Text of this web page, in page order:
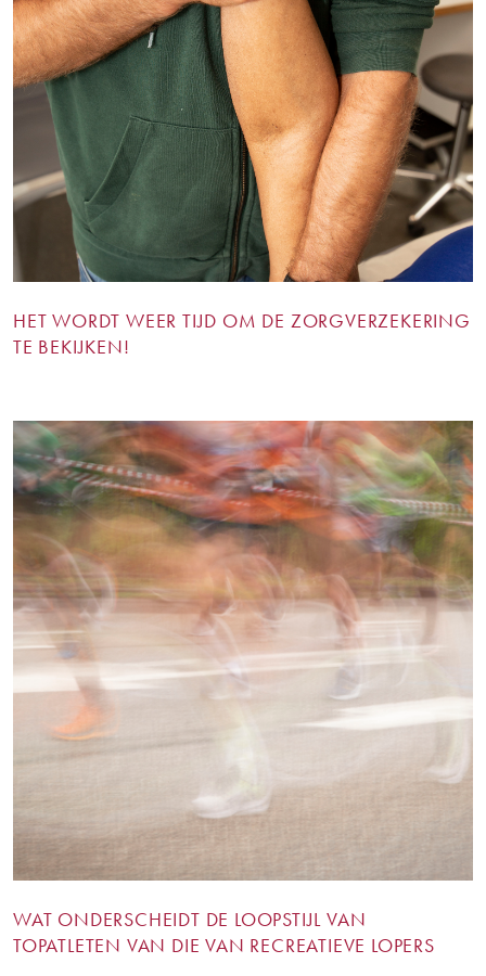
HET WORDT WEER TIJD OM DE ZORGVERZEKERING
TE BEKIJKEN!
WAT ONDERSCHEIDT DE LOOPSTIJL VAN
TOPATLETEN VAN DIE VAN RECREATIEVE LOPERS